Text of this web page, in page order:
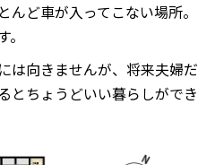
ど車が入ってこない場所。
は向きませんが、将来夫婦だ
とちょうどいい暮らしができ